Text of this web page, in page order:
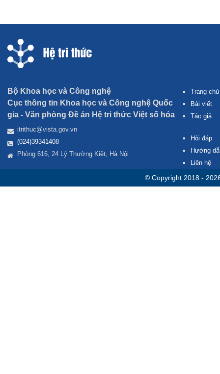
Bộ Khoa học và Công nghệ
Cục thông tin Khoa học và Công nghệ Quốc
gia - Văn phòng Đề án Hệ tri thức Việt số hóa
itrithuc@vista.gov.vn
(024)39341408
Phòng 616, 24 Lý Thường Kiệt, Hà Nội
Trang chủ
Bài viết
Tác giả
Hỏi đáp
Hướng
Liên hệ
© Copyright 2018 -